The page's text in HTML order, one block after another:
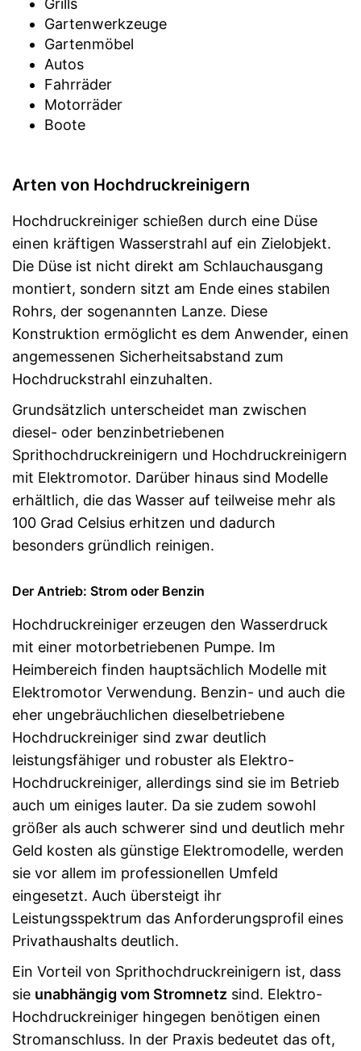
Grills
Gartenwerkzeuge
Gartenmöbel
Autos
Fahrräder
Motorräder
Boote
Arten von Hochdruckreinigern
Hochdruckreiniger schießen durch eine Düse
einen kräftigen Wasserstrahl auf ein Zielobjekt.
Die Düse ist nicht direkt am Schlauchausgang
montiert, sondern sitzt am Ende eines stabilen
Rohrs, der sogenannten Lanze. Diese
Konstruktion ermöglicht es dem Anwender, einen
angemessenen Sicherheitsabstand zum
Hochdruckstrahl einzuhalten.
Grundsätzlich unterscheidet man zwischen
diesel- oder benzinbetriebenen
Sprithochdruckreinigern und Hochdruckreinigern
mit Elektromotor. Darüber hinaus sind Modelle
erhältlich, die das Wasser auf teilweise mehr als
100 Grad Celsius erhitzen und dadurch
besonders gründlich reinigen.
Der Antrieb: Strom oder Benzin
Hochdruckreiniger erzeugen den Wasserdruck
mit einer motorbetriebenen Pumpe. Im
Heimbereich finden hauptsächlich Modelle mit
Elektromotor Verwendung. Benzin- und auch die
eher ungebräuchlichen dieselbetriebene
Hochdruckreiniger sind zwar deutlich
leistungsfähiger und robuster als Elektro-
Hochdruckreiniger, allerdings sind sie im Betrieb
auch um einiges lauter. Da sie zudem sowohl
größer als auch schwerer sind und deutlich mehr
Geld kosten als günstige Elektromodelle, werden
sie vor allem im professionellen Umfeld
eingesetzt. Auch übersteigt ihr
Leistungsspektrum das Anforderungsprofil eines
Privathaushalts deutlich.
Ein Vorteil von Sprithochdruckreinigern ist, dass
sie unabhängig vom Stromnetz sind. Elektro-
Hochdruckreiniger hingegen benötigen einen
Stromanschluss. In der Praxis bedeutet das oft,